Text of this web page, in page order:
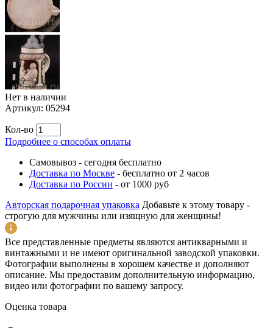
Нет в наличии
Артикул: 05294
Кол-во
Подробнее о способах оплаты
Самовывоз - сегодня бесплатно
Доставка по Москве - бесплатно от 2 часов
Доставка по России - от 1000 руб
Авторская подарочная упаковка Добавьте к этому товару -
строгую для мужчины или изящную для женщины!
Все представленные предметы являются антикварными и
винтажными и не имеют оригинальной заводской упаковки.
Фотографии выполнены в хорошем качестве и дополняют
описание. Мы предоставим дополнительную информацию,
видео или фотографии по вашему запросу.
Оценка товара